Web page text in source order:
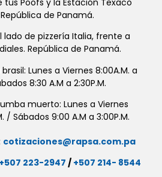
de Panamá.
lado de pizzería Italia, frente a
República de Panamá.
Lunes a Viernes 8:00A.M. a
8:30 A.M a 2:30P.M.
muerto: Lunes a Viernes
/ Sábados 9:00 A.M a 3:00P.M.
cotizaciones@rapsa.com.pa
+507 223-2947 / +507 214- 8544